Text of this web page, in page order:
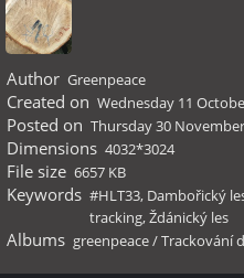
Author Greenpeace
Created on Wednesday 11
Posted on Thursday 30
Dimensions 4032*3024
File size 6657 KB
Keywords #HLT33, Dambořický
tracking,Ždánický les
Albums greenpeace/Trackování